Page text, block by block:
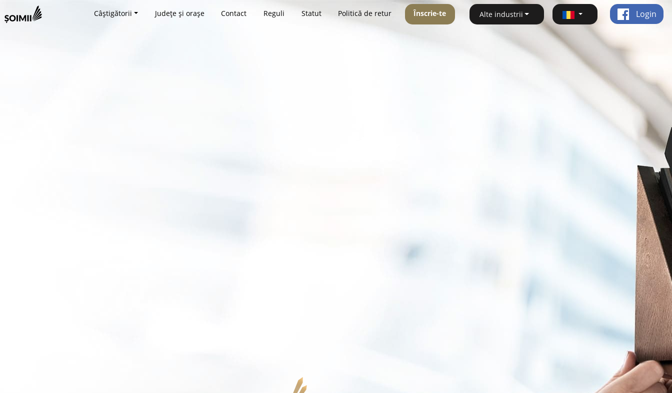
Câștigătorii Județe și orașe Contact Reguli Statut Politică de retur Înscrie-te Alte industrii Login